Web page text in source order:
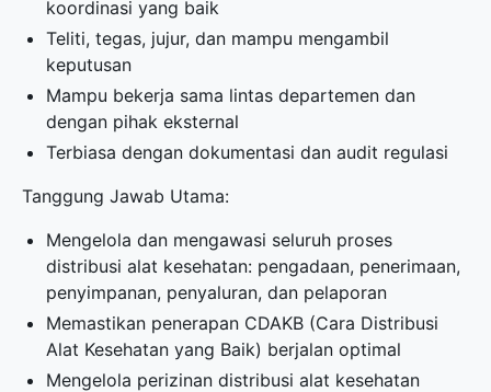
koordinasi yang baik
Teliti, tegas, jujur, dan mampu mengambil
keputusan
Mampu bekerja sama lintas departemen dan
dengan pihak eksternal
Terbiasa dengan dokumentasi dan audit regulasi
Tanggung Jawab Utama:
Mengelola dan mengawasi seluruh proses
distribusi alat kesehatan: pengadaan, penerimaan,
penyimpanan, penyaluran, dan pelaporan
Memastikan penerapan CDAKB (Cara Distribusi
Alat Kesehatan yang Baik) berjalan optimal
Mengelola perizinan distribusi alat kesehatan